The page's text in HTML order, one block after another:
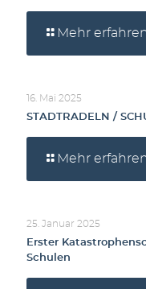
Mehr
16. Mai 2025
STADTRADELN /
Mehr
25. Januar 2025
Erster
Schulen